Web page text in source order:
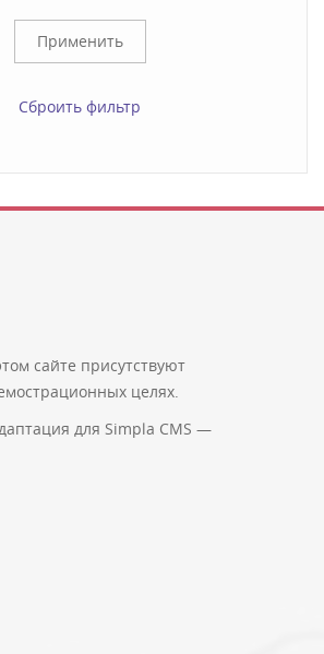
Сброить фильтр
сайте присутствуют
целях.
для Simpla CMS —